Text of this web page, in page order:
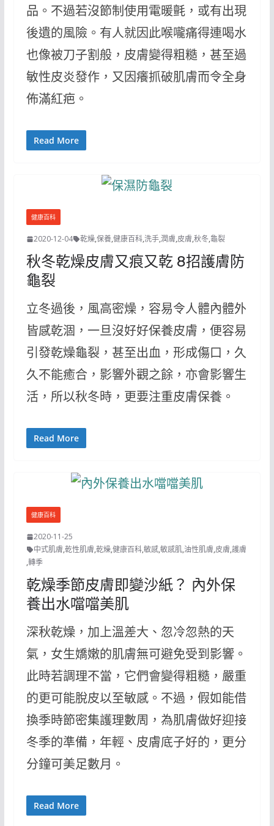
品。不過若沒節制使用電暖氈，或有出現
後遺的風險。有人就因此喉嚨痛得連喝水
也像被刀子割般，皮膚變得粗糙，甚至過
敏性皮炎發作，又因癢抓破肌膚而令全身
佈滿紅疤。
Read More
健康百科
2020-12-04 乾燥,保養,健康百科,洗手,潤膚,皮膚,秋冬,龜裂
秋冬乾燥皮膚又痕又乾 8招護膚防
龜裂
立冬過後，風高密燥，容易令人體內體外
皆感乾涸，一旦沒好好保養皮膚，便容易
引發乾燥龜裂，甚至出血，形成傷口，久
久不能癒合，影響外觀之餘，亦會影響生
活，所以秋冬時，更要注重皮膚保養。
Read More
健康百科
2020-11-25
中式肌膚,乾性肌膚,乾燥,健康百科,敏感,敏感肌,油性肌膚,皮膚,護膚
,轉季
乾燥季節皮膚即變沙紙？ 內外保
養出水噹噹美肌
深秋乾燥，加上溫差大、忽冷忽熱的天
氣，女生嬌嫩的肌膚無可避免受到影響。
此時若調理不當，它們會變得粗糙，嚴重
的更可能脫皮以至敏感。不過，假如能借
換季時節密集護理數周，為肌膚做好迎接
冬季的準備，年輕、皮膚底子好的，更分
分鐘可美足數月。
Read More